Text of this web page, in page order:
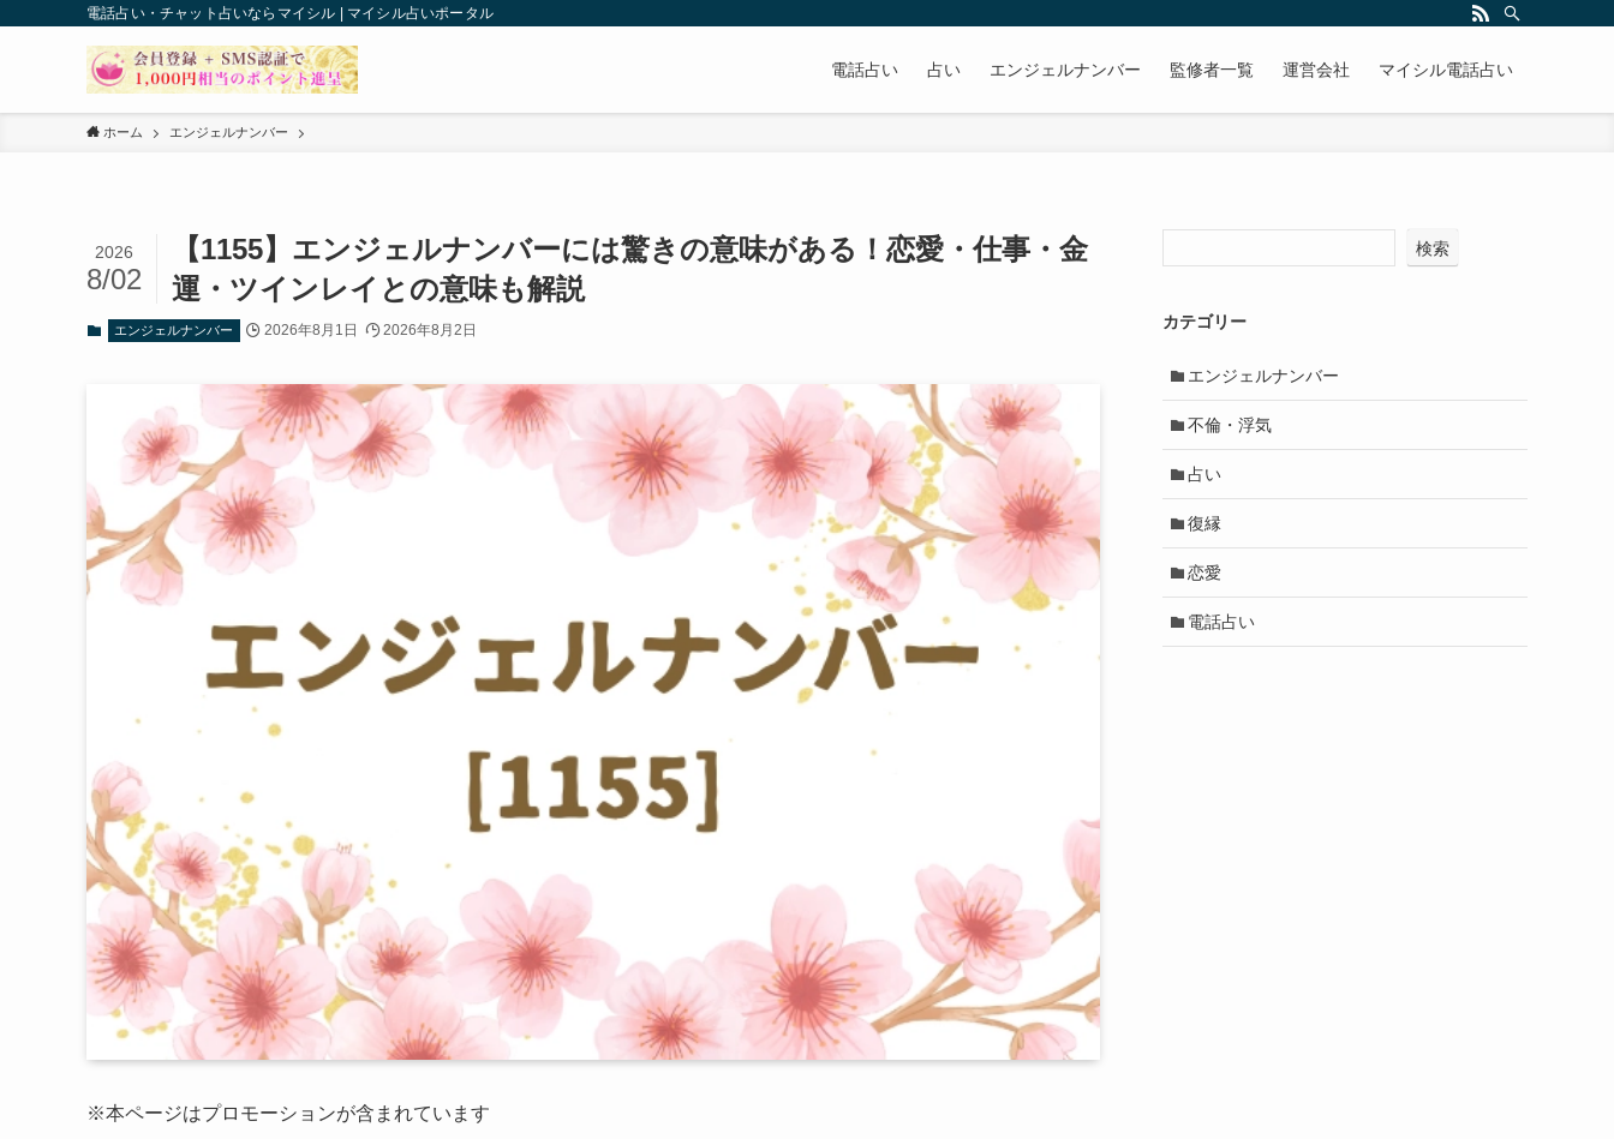
電話占い・チャット占いならマイシル | マイシル占いポータル
電話占い 占い エンジェルナンバー 監修者一覧 運営会社 マイシル電話占い
ホーム エンジェルナンバー
【1155】エンジェルナンバーには驚きの意味がある！恋愛・仕事・金
運・ツインレイとの意味も解説
2026
8/02
エンジェルナンバー 2026年8月1日 2026年8月2日
※本ページはプロモーションが含まれています
検索
カテゴリー
エンジェルナンバー
不倫・浮気
占い
復縁
恋愛
電話占い